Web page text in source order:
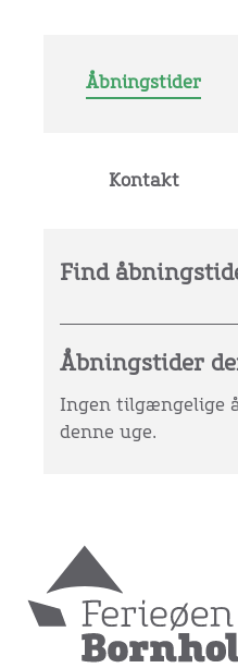
Åbningstider
Kontakt
Find
Åbningstider
Ingen tilgængelige
denne uge.